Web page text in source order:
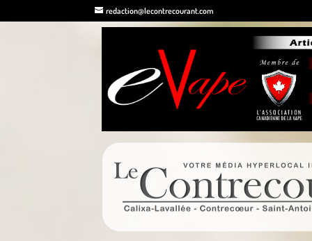
redaction@lecontrecourant.com